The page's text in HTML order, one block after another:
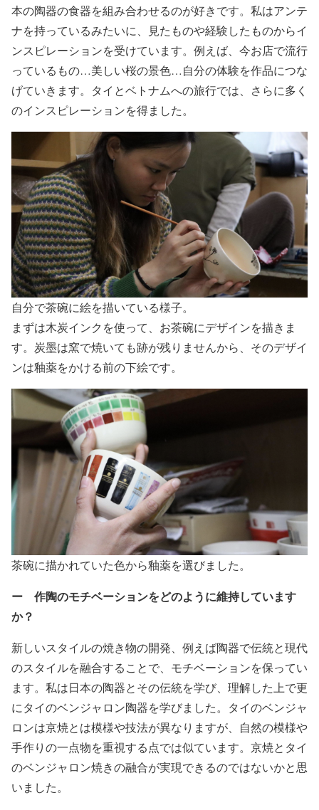
本の陶器の食器を組み合わせるのが好きです。私はアンテ
ナを持っているみたいに、見たものや経験したものからイ
ンスピレーションを受けています。例えば、今お店で流行
っているもの…美しい桜の景色…自分の体験を作品につな
げていきます。タイとベトナムへの旅行では、さらに多く
のインスピレーションを得ました。
自分で茶碗に絵を描いている様子。
まずは木炭インクを使って、お茶碗にデザインを描きま
す。炭墨は窯で焼いても跡が残りませんから、そのデザイ
ンは釉薬をかける前の下絵です。
茶碗に描かれていた色から釉薬を選びました。
ー 作陶のモチベーションをどのように維持しています
か？
新しいスタイルの焼き物の開発、例えば陶器で伝統と現代
のスタイルを融合することで、モチベーションを保ってい
ます。私は日本の陶器とその伝統を学び、理解した上で更
にタイのベンジャロン陶器を学びました。タイのベンジャ
ロンは京焼とは模様や技法が異なりますが、自然の模様や
手作りの一点物を重視する点では似ています。京焼とタイ
のベンジャロン焼きの融合が実現できるのではないかと思
いました。